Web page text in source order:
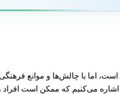
اما با چالش‌ها و موانع
می‌کنیم که ممکن است افراد